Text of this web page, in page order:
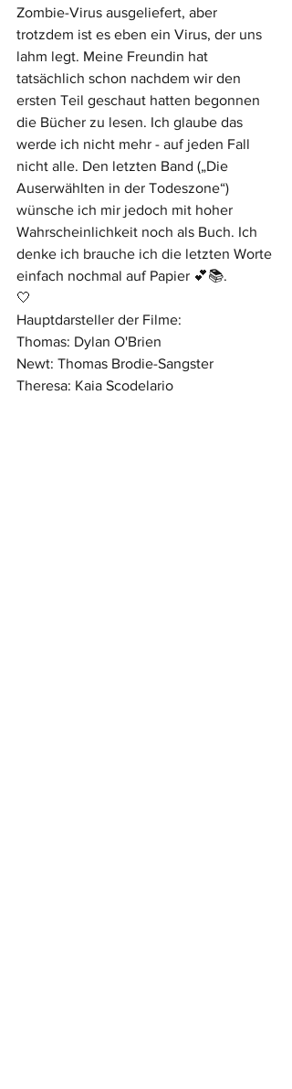
Zombie-Virus ausgeliefert, aber
trotzdem ist es eben ein Virus, der uns
lahm legt. Meine Freundin hat
tatsächlich schon nachdem wir den
ersten Teil geschaut hatten begonnen
die Bücher zu lesen. Ich glaube das
werde ich nicht mehr - auf jeden Fall
nicht alle. Den letzten Band („Die
Auserwählten in der Todeszone“)
wünsche ich mir jedoch mit hoher
Wahrscheinlichkeit noch als Buch. Ich
denke ich brauche ich die letzten Worte
einfach nochmal auf Papier 💕📚.
🤍
Hauptdarsteller der Filme:
Thomas: Dylan O'Brien
Newt: Thomas Brodie-Sangster
Theresa: Kaia Scodelario